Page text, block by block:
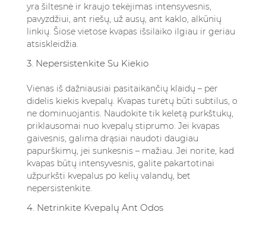
yra šiltesnė ir kraujo tekėjimas intensyvesnis,
pavyzdžiui, ant riešų, už ausų, ant kaklo, alkūnių
linkių. Šiose vietose kvapas išsilaiko ilgiau ir geriau
atsiskleidžia.
3. Nepersistenkite Su Kiekio
Vienas iš dažniausiai pasitaikančių klaidų – per
didelis kiekis kvepalų. Kvapas turėtų būti subtilus, o
ne dominuojantis. Naudokite tik keletą purkštukų,
priklausomai nuo kvepalų stiprumo. Jei kvapas
gaivesnis, galima drąsiai naudoti daugiau
papurškimų, jei sunkesnis – mažiau. Jei norite, kad
kvapas būtų intensyvesnis, galite pakartotinai
užpurkšti kvepalus po kelių valandų, bet
nepersistenkite.
4. Netrinkite Kvepalų Ant Odos